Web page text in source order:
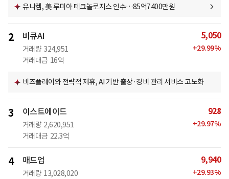
유니켐, 美 루미아 테크놀로지스 인수…85억7400만원
2 비큐AI
거래량 324,951
거래대금 16억
5,050
+29.99%
비즈플레이와 전략적 제휴, AI 기반 출장·경비 관리 서비스 고도화
3 이스트에이드
거래량 2,620,951
거래대금 22.3억
928
+29.97%
4 매드업
거래량 13,028,020
9,940
+29.93%